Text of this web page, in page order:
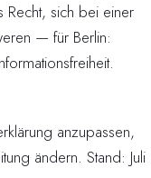
Recht, sich bei einer
— für Berlin:
anzupassen,
ändern. Stand: Juli